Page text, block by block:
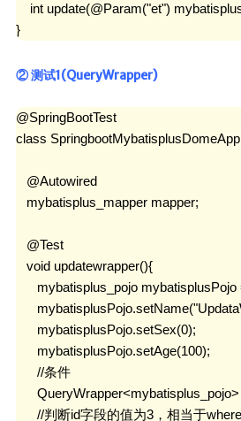
int update(@Param("et")
}
② 测试1(QueryWrapper)
@SpringBootTest
class
   @Autowired
   mybatisplus_mapper mapper;
   @Test
   void updatewrapper(){
mybatisplus_pojo mybatisplusPojo
      mybatisplusPojo.setSex(0);
      mybatisplusPojo.setAge(100);
      //条件
//判断id字段的值为3，相当于